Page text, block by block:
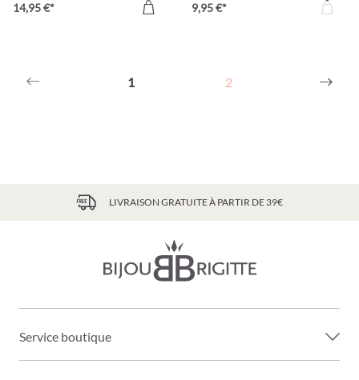
14,95 €* 9,95 €*
1 2
LIVRAISON GRATUITE À PARTIR DE 39€
Service boutique